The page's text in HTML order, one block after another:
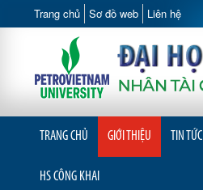
Trang chủ Sơ đồ web Liên hệ
TRANG CHỦ GIỚI THIỆU TIN TỨC
HS CÔNG KHAI